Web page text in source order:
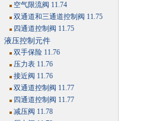
空气限流阀 11.74
双通道和三通道控制阀 11.75
四通道控制阀 11.75
液压控制元件
双手保险 11.76
压力表 11.76
接近阀 11.76
双通道控制阀 11.77
四通道控制阀 11.77
减压阀 11.78